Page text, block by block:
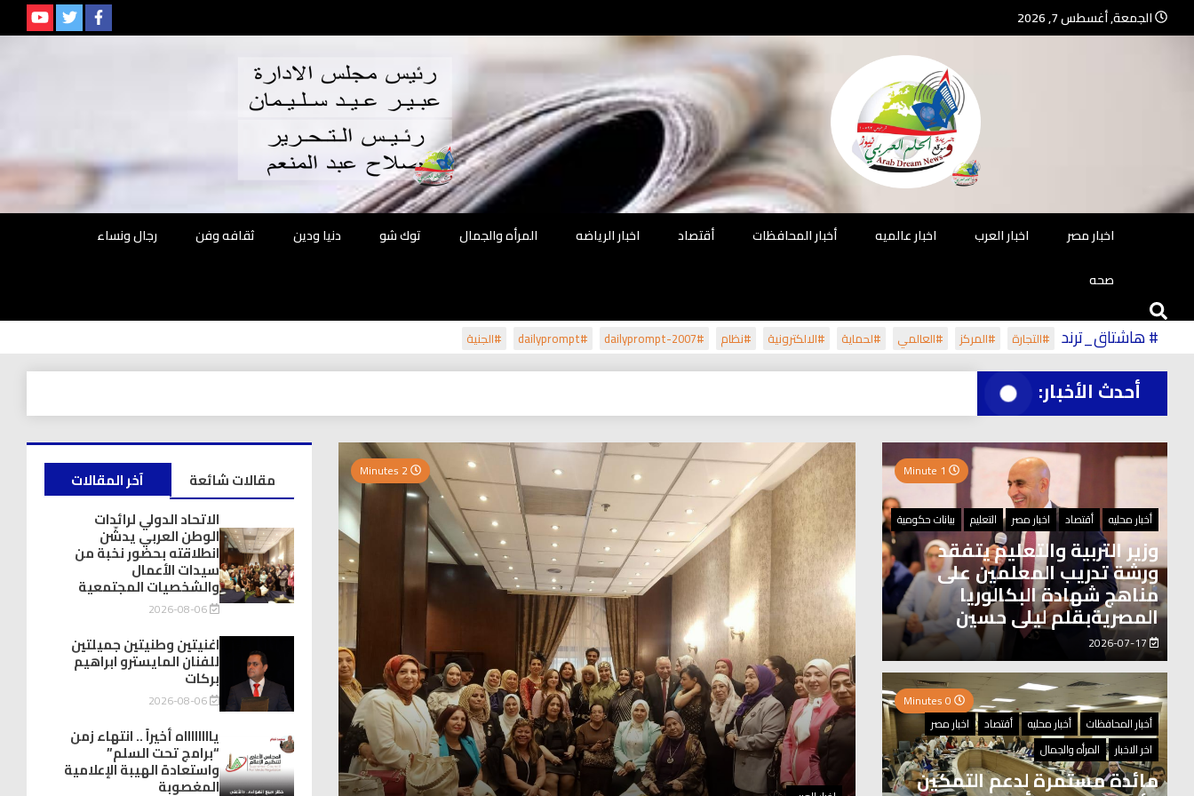
الجمعة, أغسطس 7, 2026
جريدة الحلم
العربي نيوز
جريدة مستقلة – صحافة تضيئ لك الواقع
اخبار مصر
اخبار العرب اخبار عالميه أخبار المحافظات أقتصاد اخبار الرياضه المرأه والجمال توك شو دنيا ودين ثقافه وفن
رجال ونساء
صحه
# هاشتاق_ترند #التجارة #المركز #العالمي #لحماية #الالكترونية #نظام #dailyprompt-2007
#dailyprompt #الجنية
أحدث الأخبار:
أخبار محليه أقتصاد اخبار مصر التعليم بيانات حكومية
وزير التربية والتعليم يتفقد
ورشة تدريب المعلمين على
مناهج شهادة البكالوريا
المصريةبقلم ليلى حسين
2026-07-17
أخبار المحافظات
أخبار محليه أقتصاد
اخبار مصر
اخر الاخبار
المرأه والجمال
مائدة مستمرة لدعم التمكين
0 Minutes آخر المقالات
مقالات شائعة
الاتحاد الدولي لرائدات
الوطن العربي يدشّن
انطلاقته بحضور نخبة من
سيدات الأعمال
والشخصيات المجتمعية
2026-08-06
اغنيتين وطنيتين جميلتين
للفنان المايسترو ابراهيم
بركات
2026-08-06
يااااااااه أخيراً .. انتهاء زمن
“برامج تحت السلم”
واستعادة الهيبة الإعلامية
المغصوبة